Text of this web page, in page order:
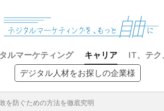
ルマーケティング キャリア IT、テク
デジタル人材をお探しの企業様
を防ぐための方法を徹底究明